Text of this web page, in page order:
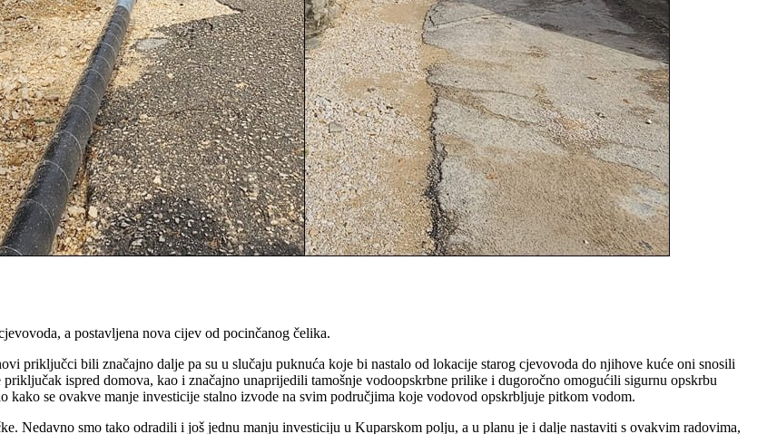
a postavljena nova cijev od pocinčanog čelika.
priključci bili značajno dalje pa su u slučaju puknuća koje bi nastalo od lokacije starog cjevovoda do njihove kuće oni snosili
ispred domova, kao i značajno unaprijedili tamošnje vodoopskrbne prilike i dugoročno omogućili sigurnu opskrbu
se ovakve manje investicije stalno izvode na svim područjima koje vodovod opskrbljuje pitkom vodom.
Nedavno smo tako odradili i još jednu manju investiciju u Kuparskom polju, a u planu je i dalje nastaviti s ovakvim radovima,